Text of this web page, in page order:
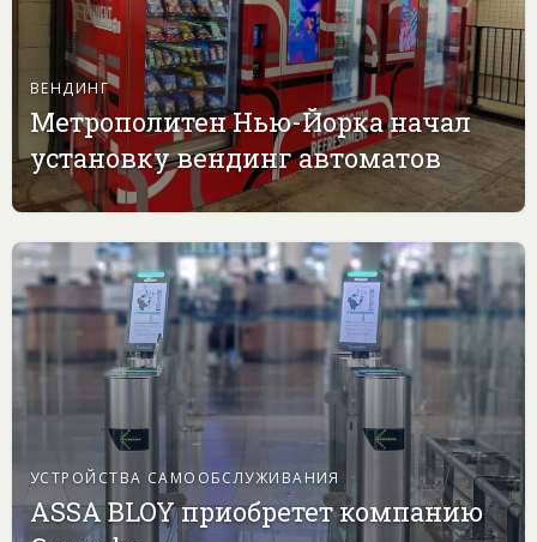
ВЕНДИНГ
Метрополитен Нью-Йорка начал
установку вендинг автоматов
УСТРОЙСТВА САМООБСЛУЖИВАНИЯ
ASSA BLOY приобретет компанию